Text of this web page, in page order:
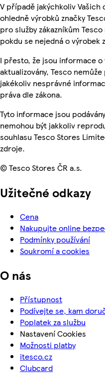
V případě jakýchkoliv
ohledně výrobků značky
pro služby zákazníkům
pokdu se nejedná o výrobek
I přesto, že jsou informace
aktualizovány, Tesco
jakékoliv nesprávné
práva dle zákona.
Tyto informace jsou
nemohou být jakkoliv
souhlasu Tesco Stores
zdroje.
© Tesco Stores ČR a.s.
Užitečné odkazy
Cena
Nakupujte online
Podmínky používání
Soukromí a cookies
O nás
Přístupnost
Podívejte se, kam
Poplatek za službu
Nastavení Cookies
Možnosti platby
itesco.cz
Clubcard